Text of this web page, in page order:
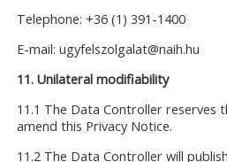
Telephone: +36 (1) 391-1400
E-mail: ugyfelszolgalat@naih.hu
11. Unilateral modifiability
11.1 The Data Controller reserves
amend this Privacy Notice.
11.2 The Data Controller will